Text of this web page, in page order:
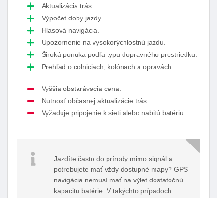
Aktualizácia trás.
Výpočet doby jazdy.
Hlasová navigácia.
Upozornenie na vysokorýchlostnú jazdu.
Široká ponuka podľa typu dopravného prostriedku.
Prehľad o colniciach, kolónach a opravách.
Vyššia obstarávacia cena.
Nutnosť občasnej aktualizácie trás.
Vyžaduje pripojenie k sieti alebo nabitú batériu.
Jazdíte často do prírody mimo signál a
potrebujete mať vždy dostupné mapy? GPS
navigácia nemusí mať na výlet dostatočnú
kapacitu batérie. V takýchto prípadoch